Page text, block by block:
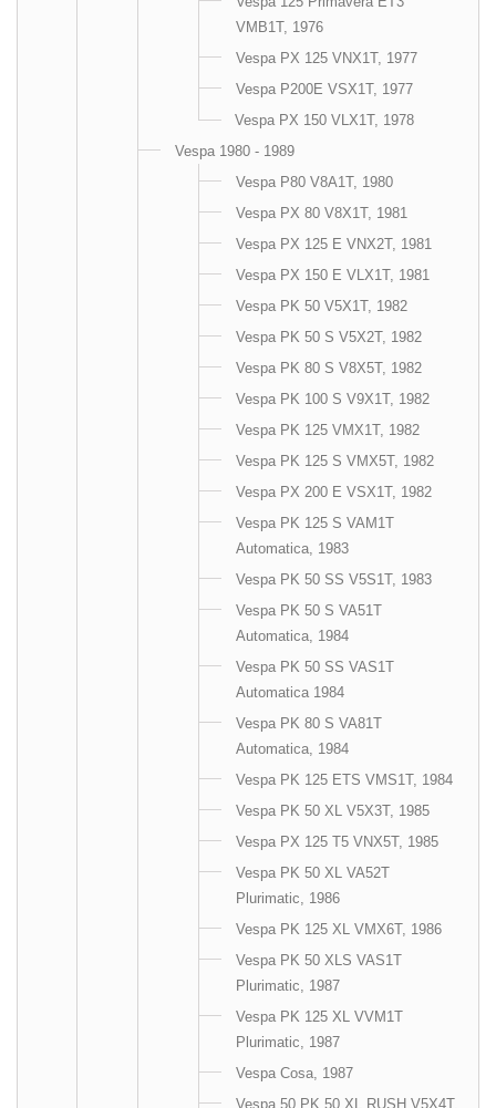
VMB1T, 1976
Vespa PX 125 VNX1T, 1977
Vespa P200E VSX1T, 1977
Vespa PX 150 VLX1T, 1978
Vespa 1980 - 1989
Vespa P80 V8A1T, 1980
Vespa PX 80 V8X1T, 1981
Vespa PX 125 E VNX2T, 1981
Vespa PX 150 E VLX1T, 1981
Vespa PK 50 V5X1T, 1982
Vespa PK 50 S V5X2T, 1982
Vespa PK 80 S V8X5T, 1982
Vespa PK 100 S V9X1T, 1982
Vespa PK 125 VMX1T, 1982
Vespa PK 125 S VMX5T, 1982
Vespa PX 200 E VSX1T, 1982
Vespa PK 125 S VAM1T
Automatica, 1983
Vespa PK 50 SS V5S1T, 1983
Vespa PK 50 S VA51T
Automatica, 1984
Vespa PK 50 SS VAS1T
Automatica 1984
Vespa PK 80 S VA81T
Automatica, 1984
Vespa PK 125 ETS VMS1T, 1984
Vespa PK 50 XL V5X3T, 1985
Vespa PX 125 T5 VNX5T, 1985
Vespa PK 50 XL VA52T
Plurimatic, 1986
Vespa PK 125 XL VMX6T, 1986
Vespa PK 50 XLS VAS1T
Plurimatic, 1987
Vespa PK 125 XL VVM1T
Plurimatic, 1987
Vespa Cosa, 1987
Vespa 50 PK 50 XL RUSH V5X4T,